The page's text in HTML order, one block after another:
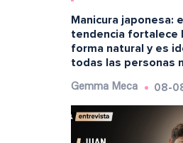
Manicura japonesa:
tendencia fortalece
forma natural y es
todas las personas
Gemma Meca 08-